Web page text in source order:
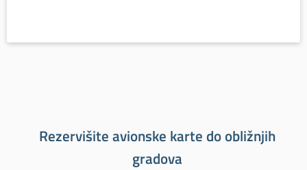
Rezervišite avionske karte do obližnjih
gradova